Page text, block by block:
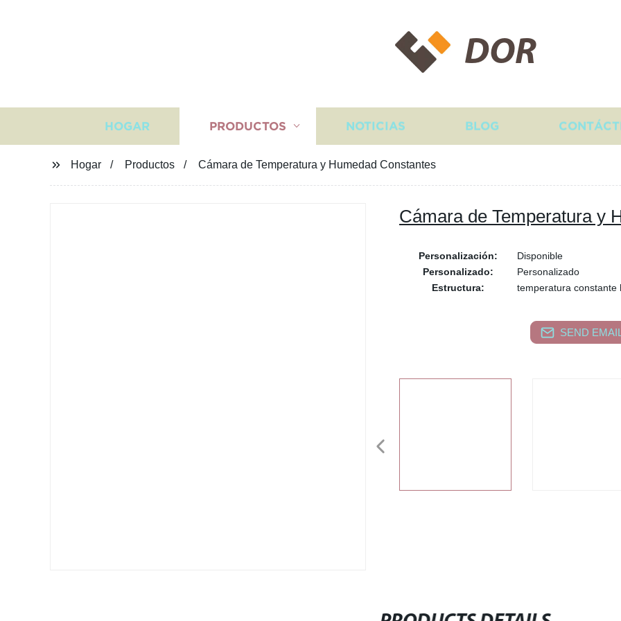
DOR
HOGAR PRODUCTOS NOTICIAS BLOG
Hogar Productos Cámara de Temperatura y Humedad Constantes
Cámara de Temperatura y
Personalización:
Disponible
Personalizado:
Personalizado
Estructura:
temperatura constante
SEND